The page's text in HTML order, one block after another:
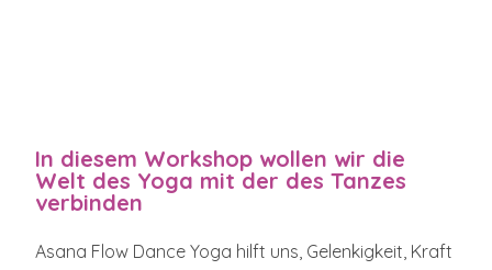
In diesem Workshop wollen wir die
Welt des Yoga mit der des Tanzes
verbinden
Asana Flow Dance Yoga hilft uns, Gelenkigkeit, Kraft